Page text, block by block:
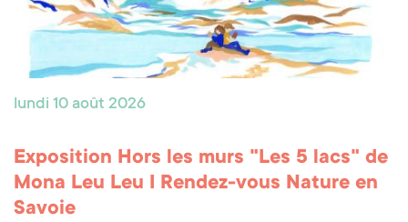
lundi 10 août 2026
Exposition Hors les murs "Les 5 lacs" de
Mona Leu Leu I Rendez-vous Nature en
Savoie